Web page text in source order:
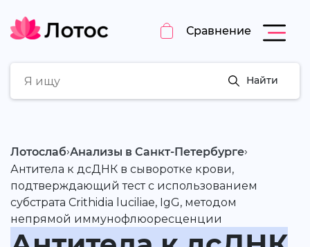
Сравнение
Найти
Лотослаб›Анализы в Санкт-Петербурге›
Антитела к дсДНК в сыворотке крови,
подтверждающий тест с использованием
субстрата Crithidia luciliae, IgG, методом
непрямой иммунофлюоресценции